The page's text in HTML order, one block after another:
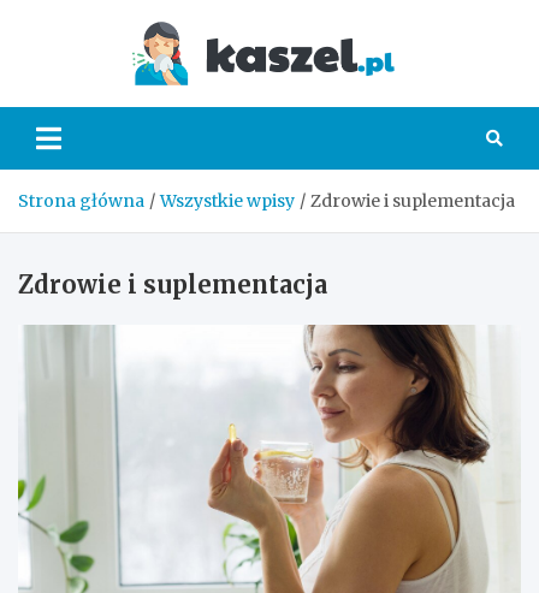
Strona główna Wszystkie wpisy Zdrowie i suplementacja
Zdrowie i suplementacja